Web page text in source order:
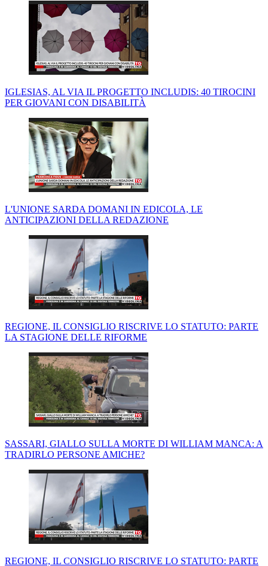
IGLESIAS, AL VIA IL PROGETTO INCLUDIS: 40 TIROCINI
PER GIOVANI CON DISABILITÀ
L'UNIONE SARDA DOMANI IN EDICOLA, LE
ANTICIPAZIONI DELLA REDAZIONE
REGIONE, IL CONSIGLIO RISCRIVE LO STATUTO: PARTE
LA STAGIONE DELLE RIFORME
SASSARI, GIALLO SULLA MORTE DI WILLIAM MANCA: A
TRADIRLO PERSONE AMICHE?
REGIONE, IL CONSIGLIO RISCRIVE LO STATUTO: PARTE